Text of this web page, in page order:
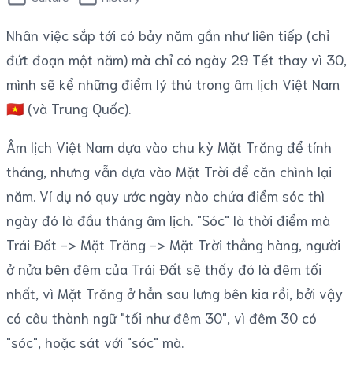
Nhân việc sắp tới có bảy năm gần như liên tiếp (chỉ
đứt đoạn một năm) mà chỉ có ngày 29 Tết thay vì 30,
mình sẽ kể những điểm lý thú trong âm lịch Việt Nam
🇻🇳 (và Trung Quốc).
Âm lịch Việt Nam dựa vào chu kỳ Mặt Trăng để tính
tháng, nhưng vẫn dựa vào Mặt Trời để căn chình lại
năm. Ví dụ nó quy ước ngày nào chứa điểm sóc thì
ngày đó là đầu tháng âm lịch. "Sóc" là thời điểm mà
Trái Đất -> Mặt Trăng -> Mặt Trời thẳng hàng, người
ở nửa bên đêm của Trái Đất sẽ thấy đó là đêm tối
nhất, vì Mặt Trăng ở hẳn sau lưng bên kia rồi, bởi vậy
có câu thành ngữ "tối như đêm 30", vì đêm 30 có
"sóc", hoặc sát với "sóc" mà.